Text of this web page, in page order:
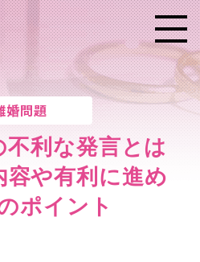
メニ
婚問題
不利な発言とは
容や有利に進め
ポイント